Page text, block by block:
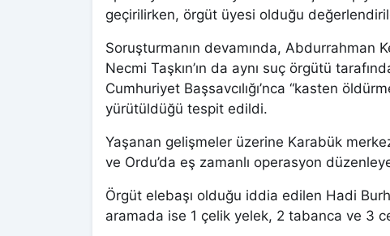
geçirilirken, örgüt üyesi olduğu
Soruşturmanın devamında, Abdurrahman
Necmi Taşkın’ın da aynı suç örgütü
Cumhuriyet Başsavcılığı’nca “kasten
yürütüldüğü tespit edildi.
Yaşanan gelişmeler üzerine Karabük
ve Ordu’da eş zamanlı operasyon
Örgüt elebaşı olduğu iddia edilen Hadi
aramada ise 1 çelik yelek, 2 tabanca ve 3